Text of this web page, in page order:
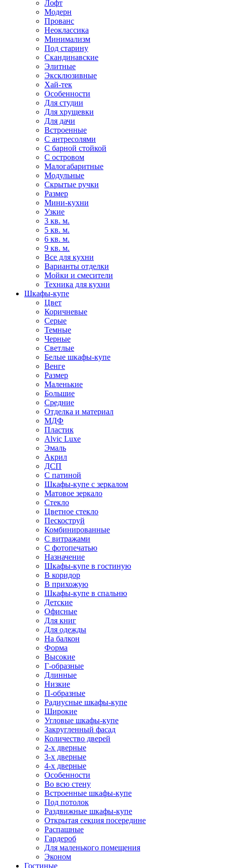
Лофт
Модерн
Прованс
Неоклассика
Минимализм
Под старину
Скандинавские
Элитные
Эксклюзивные
Хай-тек
Особенности
Для студии
Для хрущевки
Для дачи
Встроенные
С антресолями
С барной стойкой
С островом
Малогабаритные
Модульные
Скрытые ручки
Размер
Мини-кухни
Узкие
3 кв. м.
5 кв. м.
6 кв. м.
9 кв. м.
Все для кухни
Варианты отделки
Мойки и смесители
Техника для кухни
Шкафы-купе
Цвет
Коричневые
Серые
Темные
Черные
Светлые
Белые шкафы-купе
Венге
Размер
Маленькие
Большие
Средние
Отделка и материал
МДФ
Пластик
Alvic Luxe
Эмаль
Акрил
ДСП
С патиной
Шкафы-купе с зеркалом
Матовое зеркало
Стекло
Цветное стекло
Пескоструй
Комбинированные
С витражами
С фотопечатью
Назначение
Шкафы-купе в гостиную
В коридор
В прихожую
Шкафы-купе в спальню
Детские
Офисные
Для книг
Для одежды
На балкон
Форма
Высокие
Г-образные
Длинные
Низкие
П-образные
Радиусные шкафы-купе
Широкие
Угловые шкафы-купе
Закругленный фасад
Количество дверей
2-х дверные
3-х дверные
4-х дверные
Особенности
Во всю стену
Встроенные шкафы-купе
Под потолок
Раздвижные шкафы-купе
Открытая секция посередине
Распашные
Гардероб
Для маленького помещения
Эконом
Гостиные